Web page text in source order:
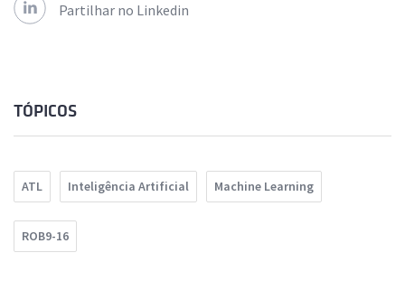
Partilhar no Linkedin
TÓPICOS
ATL Inteligência Artificial Machine Learning
ROB9-16